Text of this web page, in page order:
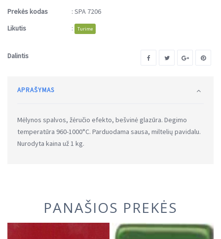
Prekės kodas
: SPA 7206
Likutis
: Turime
Dalintis
APRAŠYMAS
Mėlynos spalvos, žėručio efekto, bešvinė glazūra. Degimo
temperatūra 960-1000°C. Parduodama sausa, miltelių pavidalu.
Nurodyta kaina už 1 kg.
PANAŠIOS PREKĖS